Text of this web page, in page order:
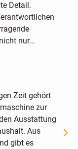
Detail.
nur...
Zeit gehört
zur
Ausstattung
Aus
gibt es